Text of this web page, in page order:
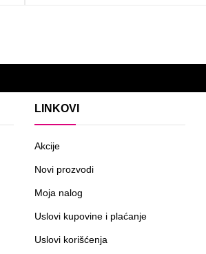
LINKOVI
Akcije
Novi prozvodi
Moja nalog
Uslovi kupovine i plaćanje
Uslovi korišćenja